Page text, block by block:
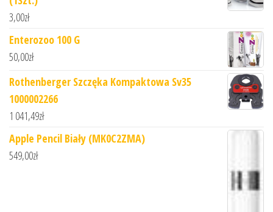
3,00zł
Enterozoo 100 G
50,00zł
Rothenberger Szczęka Kompaktowa Sv35
1000002266
1 041,49zł
Apple Pencil Biały (MK0C2ZMA)
549,00zł